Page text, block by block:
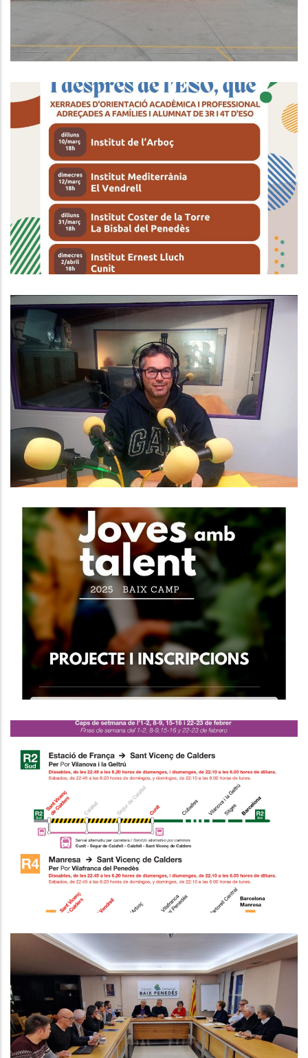
ORIENTACIÓ ACADÈMICA JOVE BAIX
PENEDÈS 2025
Joventut
ENTREVISTA A JOSÉ MANUEL
CABADA. CONSELLER DE MOBILITAT
AL CONSELL COMARCAL
Altres
El Programa "Joves Amb Talent"
Engega Una Nova Edició.
Joventut
Modificació Del Servei Per Obres
A Sant Vicenç De Calders
Altres
El Consell Comarcal Del Baix
Penedès Disposarà De 500.000€
Per A Inversions A Través Del
PUOSC 25-29